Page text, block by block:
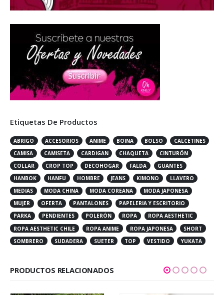
Etiquetas De Productos
ABRIGO ACCESORIOS ANIME BOINA BOLSO
CALCETINES
CAMISA
CAMISETA CARDIGAN CHAQUETA
CINTURÓN
COLLAR
CROP TOP DECOHOGAR FALDA
GUANTES
HANBOK
HANFU HOMBRE JEANS KIMONO
LLAVERO
MEDIAS
MODA CHINA MODA COREANA
MODA JAPONESA
MUJER
OFERTA PANTALONES
PAPELERIA Y ESCRITORIO
PARKA
PENDIENTES POLERÓN ROPA
ROPA AESTHETIC
ROPA AESTHETIC CHILE
ROPA ANIME ROPA JAPONESA
SHORT
SOMBRERO
SUDADERA SUETER TOP VESTIDO YUKATA
PRODUCTOS RELACIONADOS